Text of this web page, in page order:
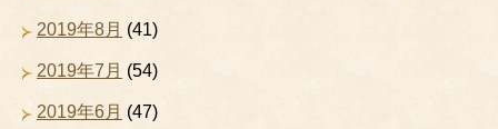
2019年8月 (41)
2019年7月 (54)
2019年6月 (47)